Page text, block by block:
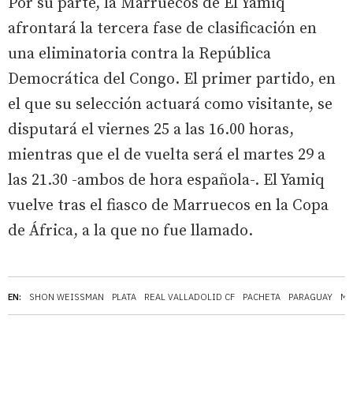
EN: SHON WEISSMAN PLATA REAL VALLADOLID CF PACHETA PARAGUAY
afrontará la tercera fase de clasificación en
una eliminatoria contra la República
Democrática del Congo. El primer partido, en
el que su selección actuará como visitante, se
disputará el viernes 25 a las 16.00 horas,
mientras que el de vuelta será el martes 29 a
las 21.30 -ambos de hora española-. El Yamiq
vuelve tras el fiasco de Marruecos en la Copa
de África, a la que no fue llamado.